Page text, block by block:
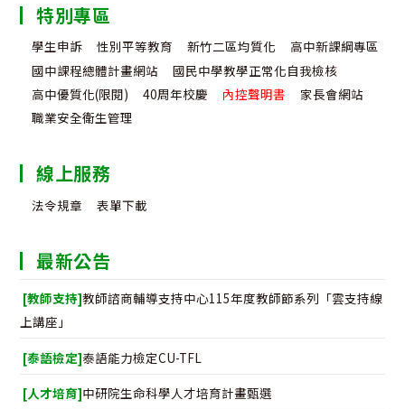
特別專區
學生申訴 性別平等教育 新竹二區均質化
高中新課綱專區
國中課程總體計畫網站
國民中學教學正常化自我檢核
高中優質化(限閱)
40周年校慶 內控聲明書
家長會網站
職業安全衛生管理
線上服務
法令規章 表單下載
最新公告
[教師支持]教師諮商輔導支持中心115年度教師節系列「雲支持線
上講座」
[泰語檢定]泰語能力檢定CU-TFL
[人才培育]中研院生命科學人才培育計畫甄選